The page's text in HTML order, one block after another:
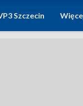
Szczecin